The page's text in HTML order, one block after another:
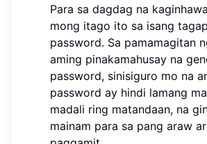
Para sa dagdag na
mong itago ito sa isang
password. Sa pamamagitan
aming pinakamahusay na
password, sinisiguro mo na
password ay hindi lamang
madali ring matandaan, na
mainam para sa pang araw